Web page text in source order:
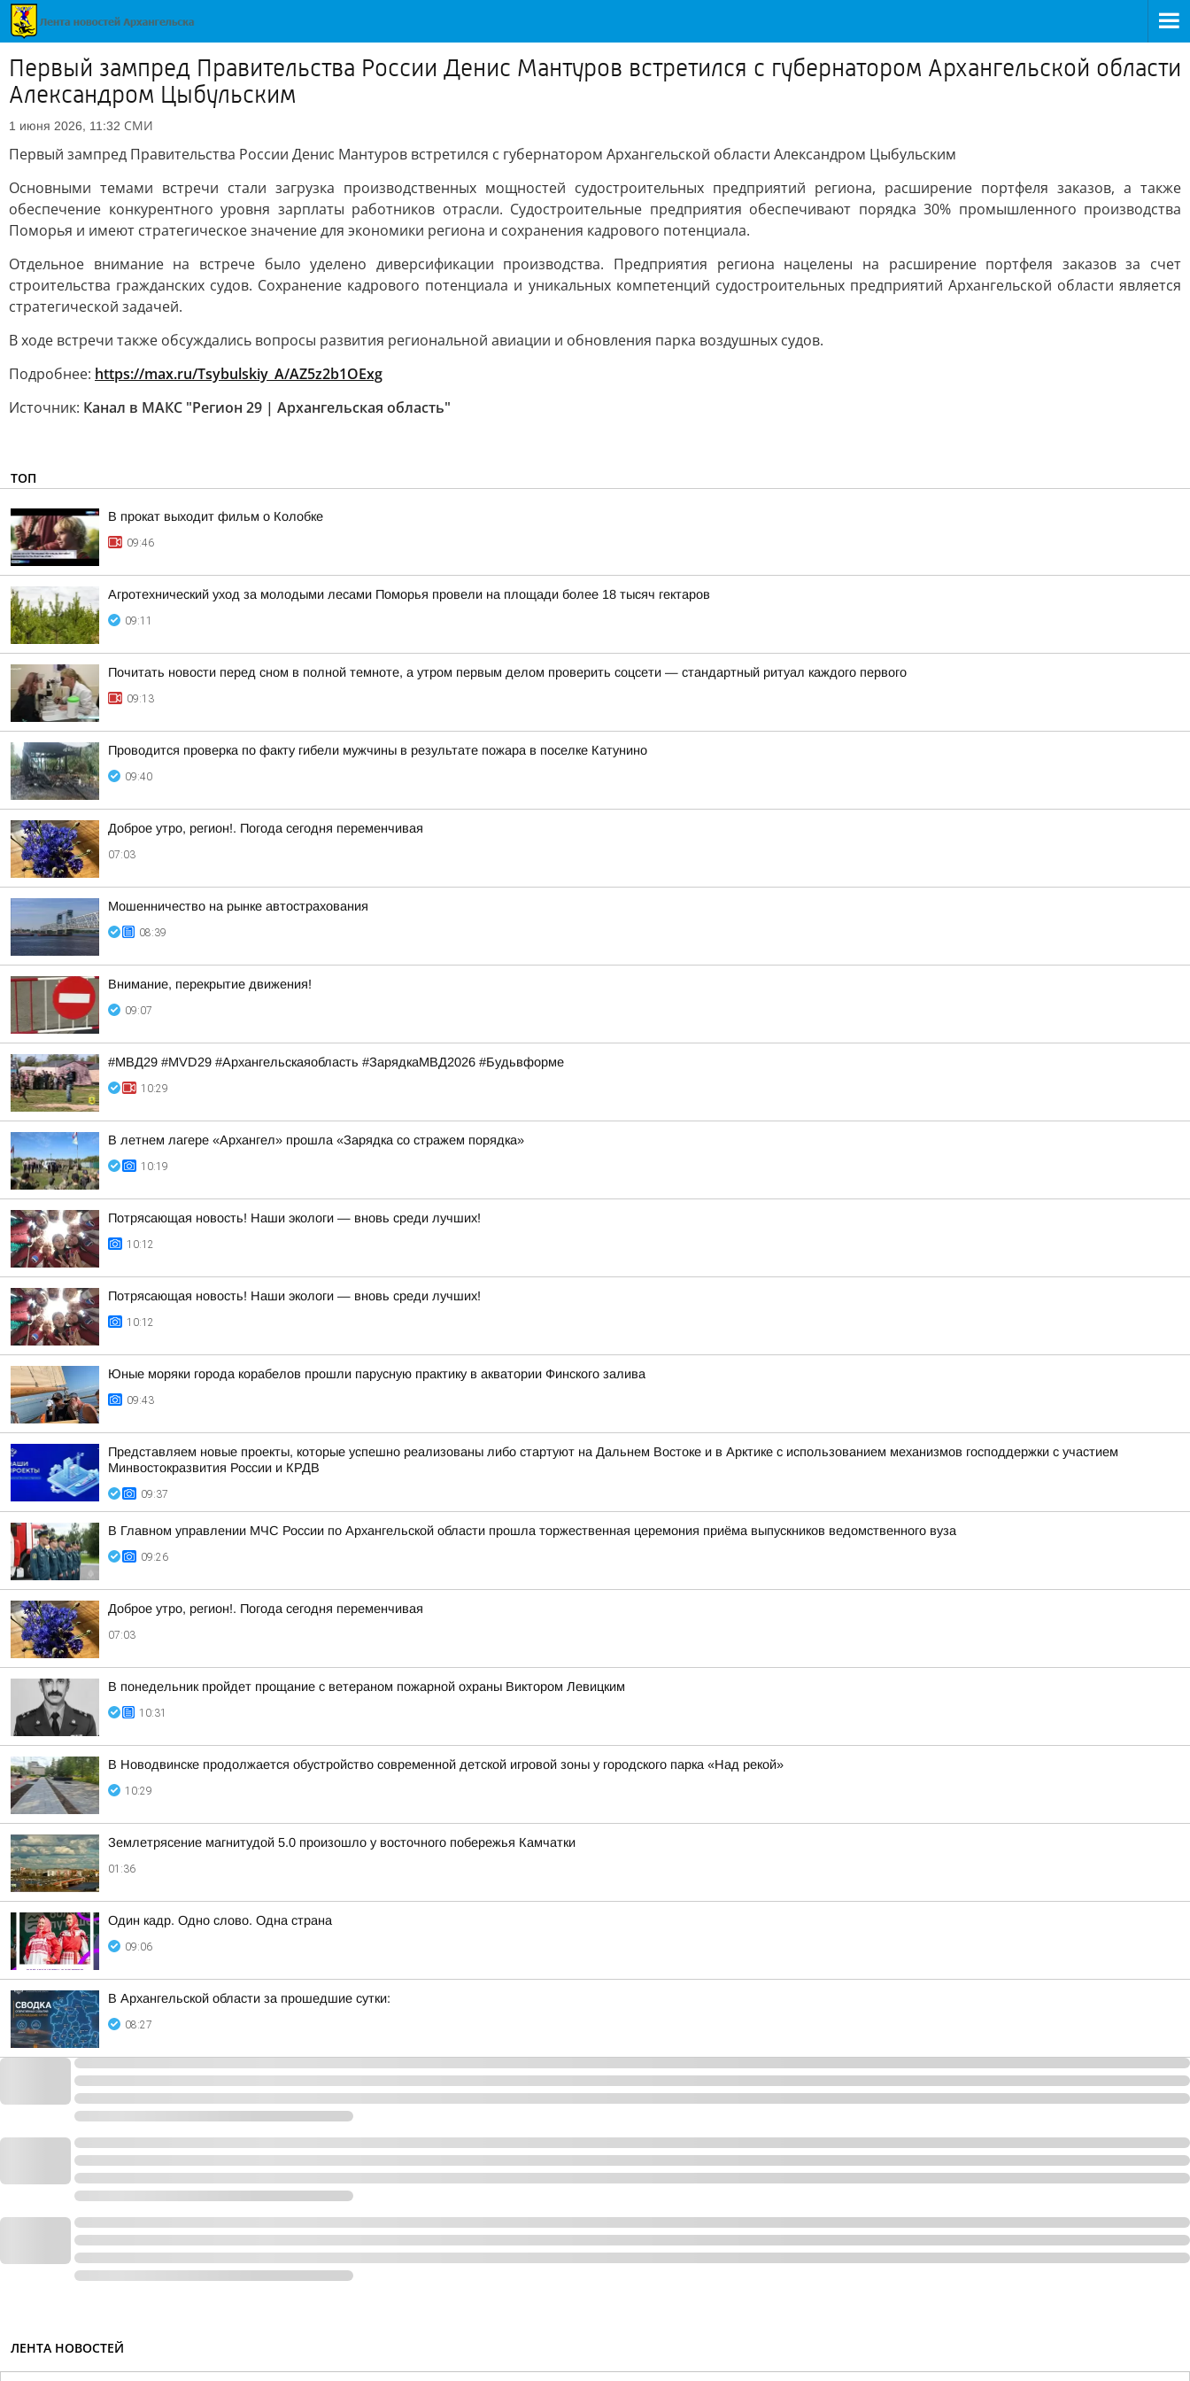
Первый зампред Правительства России Денис Мантуров встретился с губернатором Архангельской области
Александром Цыбульским
1 июня 2026, 11:32 СМИ
Первый зампред Правительства России Денис Мантуров встретился с губернатором Архангельской области Александром Цыбульским
Основными темами встречи стали загрузка производственных мощностей судостроительных предприятий региона, расширение портфеля заказов, а также
обеспечение конкурентного уровня зарплаты работников отрасли. Судостроительные предприятия обеспечивают порядка 30% промышленного производства
Поморья и имеют стратегическое значение для экономики региона и сохранения кадрового потенциала.
Отдельное внимание на встрече было уделено диверсификации производства. Предприятия региона нацелены на расширение портфеля заказов за счет
строительства гражданских судов. Сохранение кадрового потенциала и уникальных компетенций судостроительных предприятий Архангельской области является
стратегической задачей.
В ходе встречи также обсуждались вопросы развития региональной авиации и обновления парка воздушных судов.
Подробнее: https://max.ru/Tsybulskiy_A/AZ5z2b1OExg
Источник: Канал в МАКС "Регион 29 | Архангельская область"
ТОП
В прокат выходит фильм о Колобке
09:46
Агротехнический уход за молодыми лесами Поморья провели на площади более 18 тысяч гектаров
09:11
Почитать новости перед сном в полной темноте, а утром первым делом проверить соцсети — стандартный ритуал каждого первого
09:13
Проводится проверка по факту гибели мужчины в результате пожара в поселке Катунино
09:40
Доброе утро, регион!. Погода сегодня переменчивая
07:03
Мошенничество на рынке автострахования
08:39
Внимание, перекрытие движения!
09:07
#МВД29 #MVD29 #Архангельскаяобласть #ЗарядкаМВД2026 #Будьвформе
10:29
В летнем лагере «Архангел» прошла «Зарядка со стражем порядка»
10:19
Потрясающая новость! Наши экологи — вновь среди лучших!
10:12
Потрясающая новость! Наши экологи — вновь среди лучших!
10:12
Юные моряки города корабелов прошли парусную практику в акватории Финского залива
09:43
Представляем новые проекты, которые успешно реализованы либо стартуют на Дальнем Востоке и в Арктике с использованием механизмов господдержки с участием
Минвостокразвития России и КРДВ
09:37
В Главном управлении МЧС России по Архангельской области прошла торжественная церемония приёма выпускников ведомственного вуза
09:26
Доброе утро, регион!. Погода сегодня переменчивая
07:03
В понедельник пройдет прощание с ветераном пожарной охраны Виктором Левицким
10:31
В Новодвинске продолжается обустройство современной детской игровой зоны у городского парка «Над рекой»
10:29
Землетрясение магнитудой 5.0 произошло у восточного побережья Камчатки
01:36
Один кадр. Одно слово. Одна страна
09:06
В Архангельской области за прошедшие сутки:
08:27
ЛЕНТА НОВОСТЕЙ